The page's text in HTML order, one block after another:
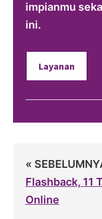
impianmu
ini.
Layanan
«
Flashback, 11
Online